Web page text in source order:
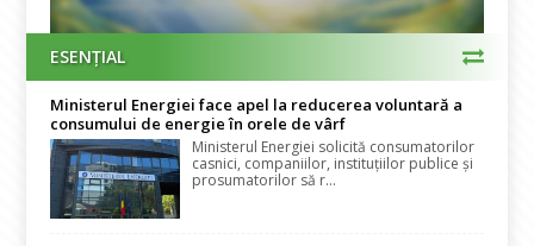
ESENȚIAL
Ministerul Energiei face apel la reducerea voluntară a
consumului de energie în orele de vârf
Ministerul Energiei solicită consumatorilor
casnici, companiilor, instituțiilor publice și
prosumatorilor să r...